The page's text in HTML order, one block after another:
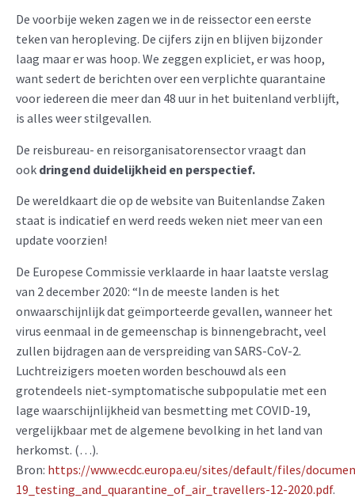
De voorbije weken zagen we in de reissector een eerste
teken van heropleving. De cijfers zijn en blijven bijzonder
laag maar er was hoop. We zeggen expliciet, er was hoop,
want sedert de berichten over een verplichte quarantaine
voor iedereen die meer dan 48 uur in het buitenland verblijft,
is alles weer stilgevallen.
De reisbureau- en reisorganisatorensector vraagt dan
ook dringend duidelijkheid en perspectief.
De wereldkaart die op de website van Buitenlandse Zaken
staat is indicatief en werd reeds weken niet meer van een
update voorzien!
De Europese Commissie verklaarde in haar laatste verslag
van 2 december 2020: “In de meeste landen is het
onwaarschijnlijk dat geïmporteerde gevallen, wanneer het
virus eenmaal in de gemeenschap is binnengebracht, veel
zullen bijdragen aan de verspreiding van SARS-CoV-2.
Luchtreizigers moeten worden beschouwd als een
grotendeels niet-symptomatische subpopulatie met een
lage waarschijnlijkheid van besmetting met COVID-19,
vergelijkbaar met de algemene bevolking in het land van
herkomst. (…).
Bron: https://www.ecdc.europa.eu/sites/default/files/
19_testing_and_quarantine_of_air_travellers-12-2020.pdf.